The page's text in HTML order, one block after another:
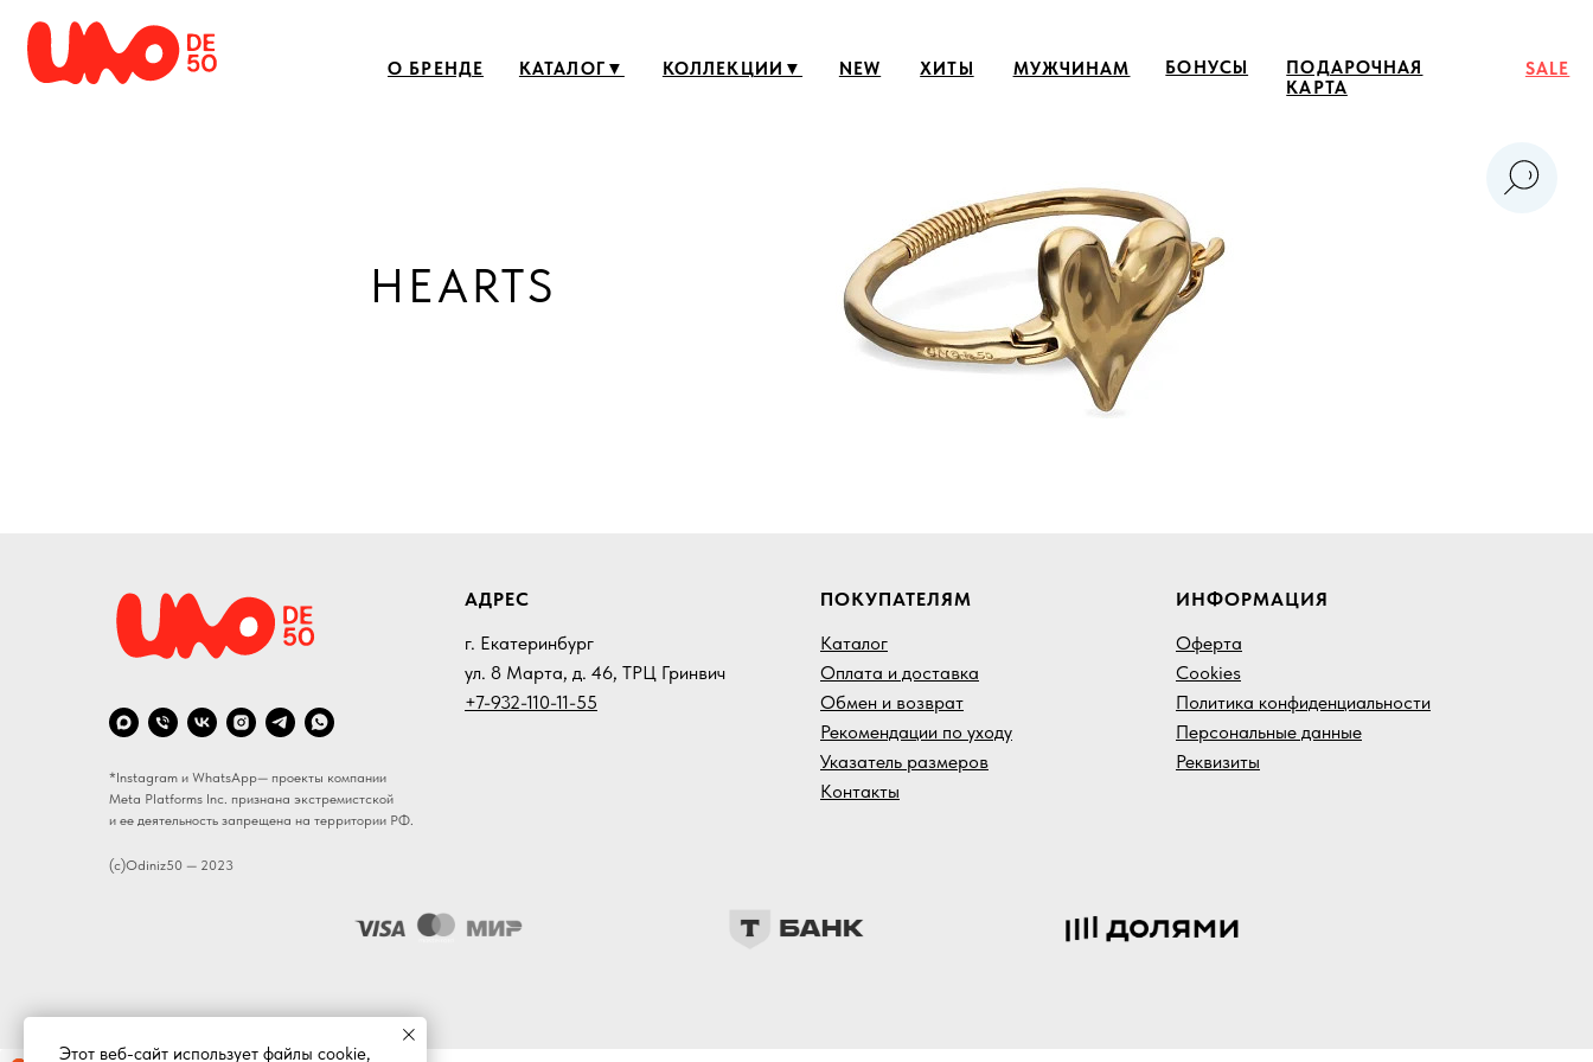
КАТАЛОГ▼ КОЛЛЕКЦИИ▼ NEW ХИТЫ ПОДАРОЧНАЯ
КАРТА
БОНУСЫ
МУЖЧИНАМ SALE
О БРЕНДЕ
HEARTS
*Instagram и WhatsApp— проекты компании
Meta Platforms Inc. признана экстремистской
и ее деятельность запрещена на территории РФ.
(c)Odiniz50 — 2023
АДРЕС
г. Екатеринбург
ул. 8 Марта, д. 46, ТРЦ Гринвич
+7-932-110-11-55
ПОКУПАТЕЛЯМ
Каталог
Оплата и доставка
Обмен и возврат
Рекомендации по уходу
Указатель размеров
Контакты
ИНФОРМАЦИЯ
Оферта
Cookies
Политика конфиденциальности
Персональные данные
Реквизиты
Этот веб-сайт использует файлы cookie,